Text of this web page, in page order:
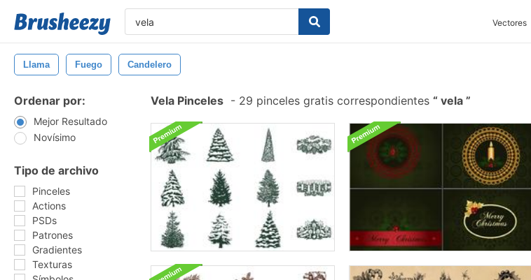
Vectores
Llama Fuego Candelero
Ordenar por:
Mejor Resultado
Novísimo
Tipo de archivo
Pinceles
Actions
PSDs
Patrones
Gradientes
Texturas
Vela Pinceles - 29 pinceles gratis correspondientes vela